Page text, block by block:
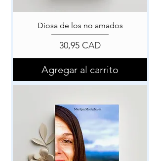
Diosa de los no amados
Precio
30,95 CAD
Agregar al carrito